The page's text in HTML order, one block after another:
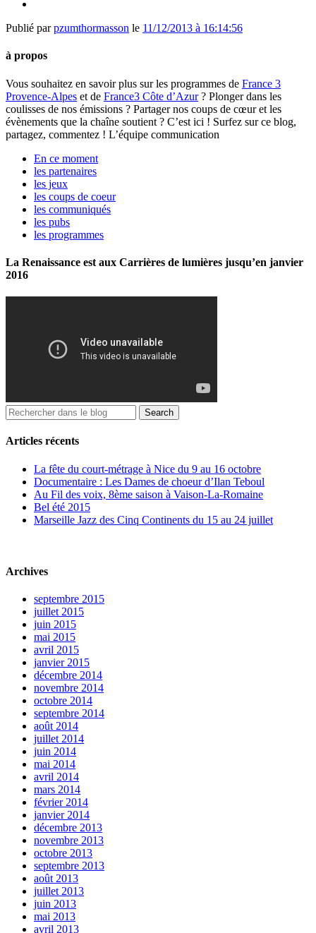
Publié parpzumthormasson le 11/12/2013 à 16:14:56
à propos
Vous souhaitez en savoir plus sur les programmes de France 3
Provence-Alpes et de France3 Côte d’Azur? Plonger dans les
coulisses de nos émissions ? Partager nos coups de cœur et les
évènements que la chaîne soutient ? C’est ici ! Surfez sur ce blog,
partagez, commentez ! L’équipe communication
En ce moment
les partenaires
les jeux
les coups de coeur
les communiqués
les pubs
les programmes
La Renaissance est aux Carrières de lumières jusqu’en janvier
2016
Articles récents
La fête du court-métrage à Nice du 9 au 16 octobre
Documentaire : Les Dames de choeur d’Ilan Teboul
Au Fil des voix, 8ème saison à Vaison-La-Romaine
Bel été 2015
Marseille Jazz des Cinq Continents du 15 au 24 juillet
Archives
septembre 2015
juillet 2015
juin 2015
mai 2015
avril 2015
janvier 2015
décembre 2014
novembre 2014
octobre 2014
septembre 2014
août 2014
juillet 2014
juin 2014
mai 2014
avril 2014
mars 2014
février 2014
janvier 2014
décembre 2013
novembre 2013
octobre 2013
septembre 2013
août 2013
juillet 2013
juin 2013
mai 2013
avril 2013